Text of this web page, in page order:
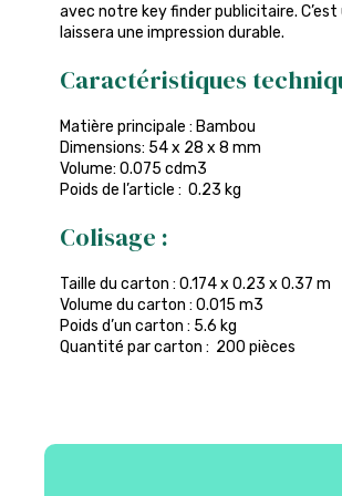
avec notre key finder publicitaire.
laissera une impression durable.
Caractéristiques
Matière principale : Bambou
Dimensions: 54 x 28 x 8 mm
Volume: 0.075 cdm3
Poids de l’article : 0.23 kg
Colisage :
Taille du carton : 0.174 x 0.23 x 0.37 m
Volume du carton : 0.015 m3
Poids d’un carton : 5.6 kg
Quantité par carton : 200 pièces